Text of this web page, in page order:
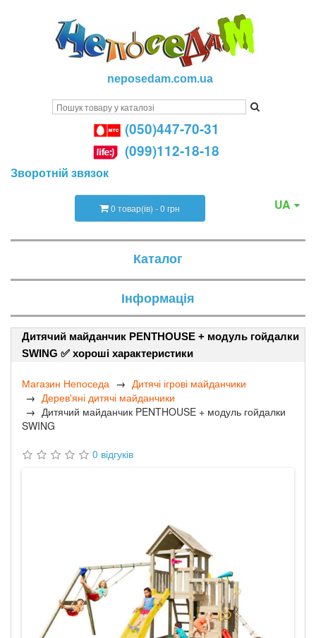
neposedam.com.ua
(050)447-70-31
(099)112-18-18
Зворотній звязок
UA
0 товар(ів) - 0 грн
Каталог
Інформація
Дитячий майданчик PENTHOUSE + модуль гойдалки
SWING ✅ хороші характеристики
Магазин Непоседа
Дитячі ігрові майданчики
Дерев'яні дитячі майданчики
Дитячий майданчик PENTHOUSE + модуль гойдалки
SWING
0 відгуків